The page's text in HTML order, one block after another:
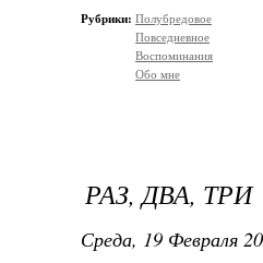
Рубрики: Полубредовое
Повседневное
Воспоминания
Обо мне
РАЗ, ДВА, ТРИ
Среда, 19 Февраля